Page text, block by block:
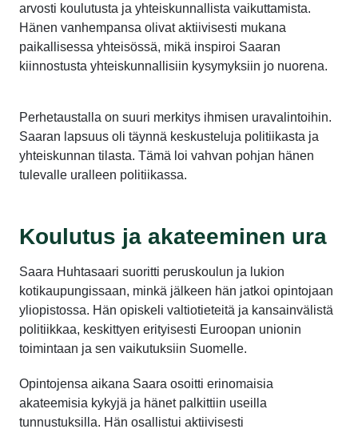
arvosti koulutusta ja yhteiskunnallista vaikuttamista.
Hänen vanhempansa olivat aktiivisesti mukana
paikallisessa yhteisössä, mikä inspiroi Saaran
kiinnostusta yhteiskunnallisiin kysymyksiin jo nuorena.
Perhetaustalla on suuri merkitys ihmisen uravalintoihin.
Saaran lapsuus oli täynnä keskusteluja politiikasta ja
yhteiskunnan tilasta. Tämä loi vahvan pohjan hänen
tulevalle uralleen politiikassa.
Koulutus ja akateeminen ura
Saara Huhtasaari suoritti peruskoulun ja lukion
kotikaupungissaan, minkä jälkeen hän jatkoi opintojaan
yliopistossa. Hän opiskeli valtiotieteitä ja kansainvälistä
politiikkaa, keskittyen erityisesti Euroopan unionin
toimintaan ja sen vaikutuksiin Suomelle.
Opintojensa aikana Saara osoitti erinomaisia
akateemisia kykyjä ja hänet palkittiin useilla
tunnustuksilla. Hän osallistui aktiivisesti